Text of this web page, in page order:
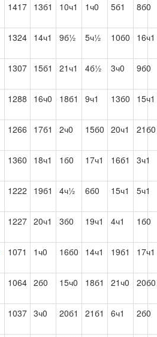
1417 13б1 10ч1 1ч0 5б1 8б0
1324 14ч1 9б½ 5ч½ 10б0 16ч1
1307 15б1 21ч1 4б½ 3ч0 9б0
1288 16ч0 18б1 9ч1 13б0 15ч1
1266 17б1 2ч0 15б0 20ч1 21б0
1360 18ч1 1б0 17ч1 16б1 3ч1
1222 19б1 4ч½ 6б0 15ч1 5ч1
1227 20ч1 3б0 19ч1 4ч1 1б0
1071 1ч0 16б0 14ч1 19б1 17ч1
1064 2б0 15ч0 18б1 21ч0 20б0
1037 3ч0 20б1 21б1 6ч1 2б0